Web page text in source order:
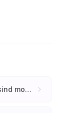
Gestionează datele din CRM folosind module și machete